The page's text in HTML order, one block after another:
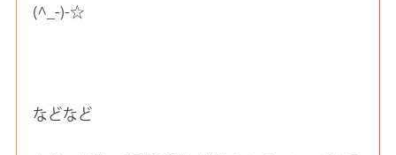
(^_-)-☆
などなど